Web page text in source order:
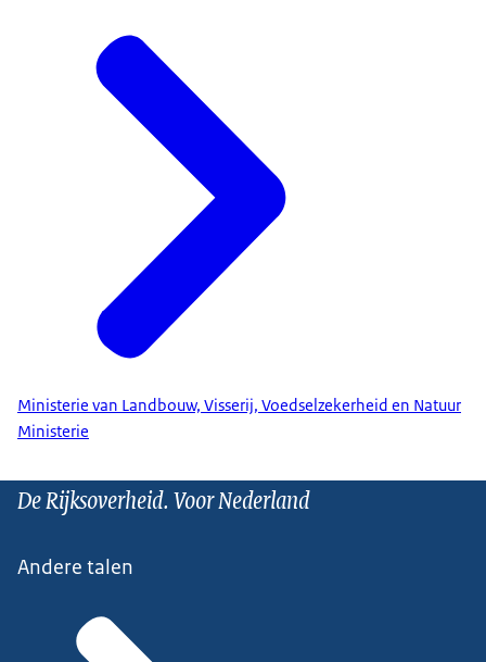
Ministerie van Landbouw, Visserij, Voedselzekerheid en Natuur
Ministerie
De Rijksoverheid. Voor Nederland
Andere talen